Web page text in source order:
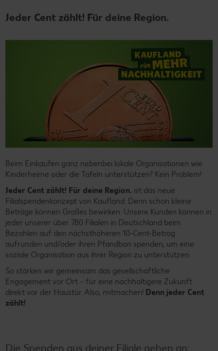
Jeder Cent zählt! Für deine Region.
Beim Einkaufen ganz nebenbei lokale Organisationen wie
Kinderheime oder die Tafeln unterstützen? Kein Problem!
Jeder Cent zählt! Für deine Region. ist das neue
Filialspendenkonzept von Kaufland. Denn schon kleine
Beträge können Großes bewirken. Unsere Kunden können in
jeder unserer über 780 Filialen in Deutschland beim
Bezahlen auf den nächsthöheren 10-Cent-Betrag
aufrunden und/oder ihren Pfandbon spenden, um eine
soziale Organisation aus ihrer Region zu unterstützen.
So stärken wir gemeinsam das gesellschaftliche
Engagement vor Ort – für eine nachhaltigere Zukunft
direkt vor der Haustür. Also, mitmachen! Denn jeder Cent
zählt!
Die Spenden aus deiner Filiale gehen an: